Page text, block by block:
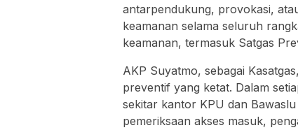
antarpendukung, provokasi,
keamanan selama seluruh
keamanan, termasuk Satgas
AKP Suyatmo, sebagai
preventif yang ketat. Dalam
sekitar kantor KPU dan
pemeriksaan akses masuk,